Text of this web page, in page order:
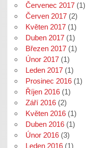
Červenec 2017(1)
Červen 2017(2)
Květen 2017(1)
Duben 2017(1)
Březen 2017(1)
Únor 2017(1)
Leden 2017(1)
Prosinec 2016(1)
Říjen 2016(1)
Září 2016(2)
Květen 2016(1)
Duben 2016(1)
Únor 2016(3)
Leden 2016(1)